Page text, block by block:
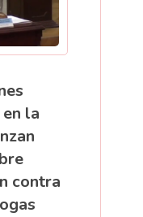
la
contra